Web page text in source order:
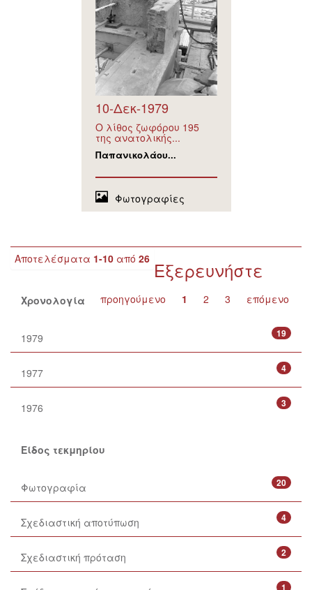
10-Δεκ-1979
Ο λίθος ζωφόρου 195
της ανατολικής...
Παπανικολάου...
Φωτογραφίες
Αποτελέσματα 1-10 από 26
προηγούμενο 1 2 3 επόμενο
Εξερευνήστε
Χρονολογία
19
1979
4
1977
3
1976
Είδος τεκμηρίου
20
Φωτογραφία
4
Σχεδιαστική αποτύπωση
2
Σχεδιαστική πρόταση
1